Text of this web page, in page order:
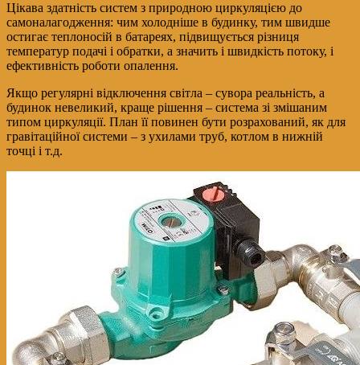
Цікава здатність систем з природною циркуляцією до
самоналагодження: чим холодніше в будинку, тим швидше
остигає теплоносій в батареях, підвищується різниця
температур подачі і обратки, а значить і швидкість потоку, і
ефективність роботи опалення.
Якщо регулярні відключення світла – сувора реальність, а
будинок невеликий, краще рішення – система зі змішаним
типом циркуляції. План її повинен бути розрахований, як для
гравітаційної системи – з ухилами труб, котлом в нижній
точці і т.д.